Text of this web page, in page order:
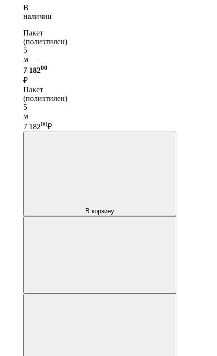
В
наличии
Пакет
(полиэтилен)
5
м —
7 18200
₽
Пакет
(полиэтилен)
5
м
7 18200₽
В корзину